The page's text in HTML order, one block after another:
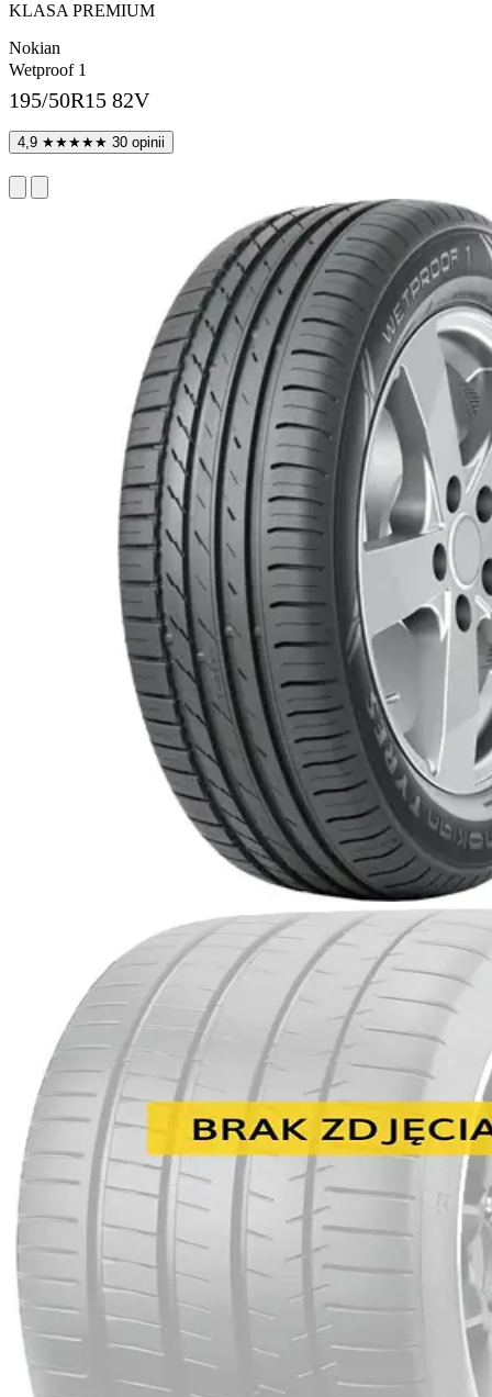
KLASA PREMIUM
Nokian
Wetproof 1
195/50R15 82V
4,9 ★★★★★ 30 opinii